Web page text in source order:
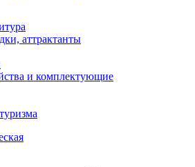
аттрактанты
и комплектующие